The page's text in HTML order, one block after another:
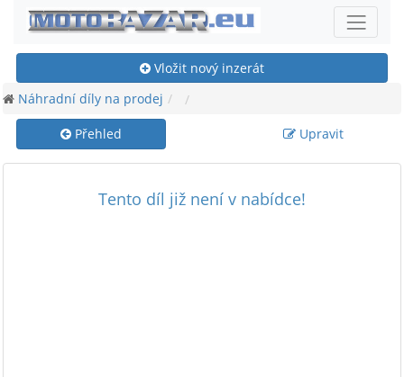
Vložit nový inzerát
Náhradní díly na prodej
Přehled Upravit
Tento díl již není v nabídce!